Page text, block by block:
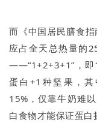
而《中国居民膳食
应占全天总热量的
——“1+2+3+1”，即
蛋白+1种坚果，
15%，仅靠牛奶难
白食物才能保证蛋白